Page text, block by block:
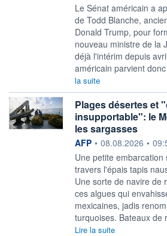
Le Sénat américain a
de Todd Blanche,
Donald Trump, pour
nouveau ministre de la
déjà l'intérim depuis
américain parvient
la suite
Plages désertes et
insupportable": le
les sargasses
information fournie par
AFP • 08.08.2026 •
Une petite
travers l'épais tapis
Une sorte de navire de
ces algues qui
mexicaines, jadis
turquoises. Bateaux de
Lire la suite